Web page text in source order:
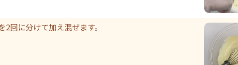
に分けて加え混ぜます。